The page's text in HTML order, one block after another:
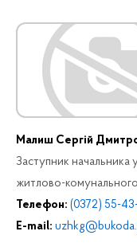
Малиш Сергій
Заступник начальника
житлово-
Телефон: (0372) 55-
E-mail: